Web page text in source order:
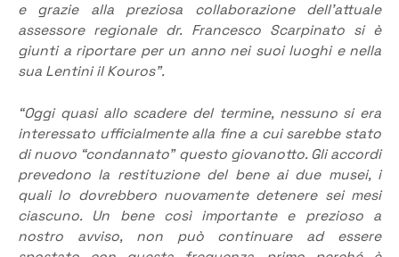
e grazie alla preziosa collaborazione dell’attuale
assessore regionale dr. Francesco Scarpinato si è
giunti a riportare per un anno nei suoi luoghi e nella
sua Lentini il Kouros”.
“Oggi quasi allo scadere del termine, nessuno si era
interessato ufficialmente alla fine a cui sarebbe stato
di nuovo “condannato” questo giovanotto. Gli accordi
prevedono la restituzione del bene ai due musei, i
quali lo dovrebbero nuovamente detenere sei mesi
ciascuno. Un bene così importante e prezioso a
nostro avviso, non può continuare ad essere